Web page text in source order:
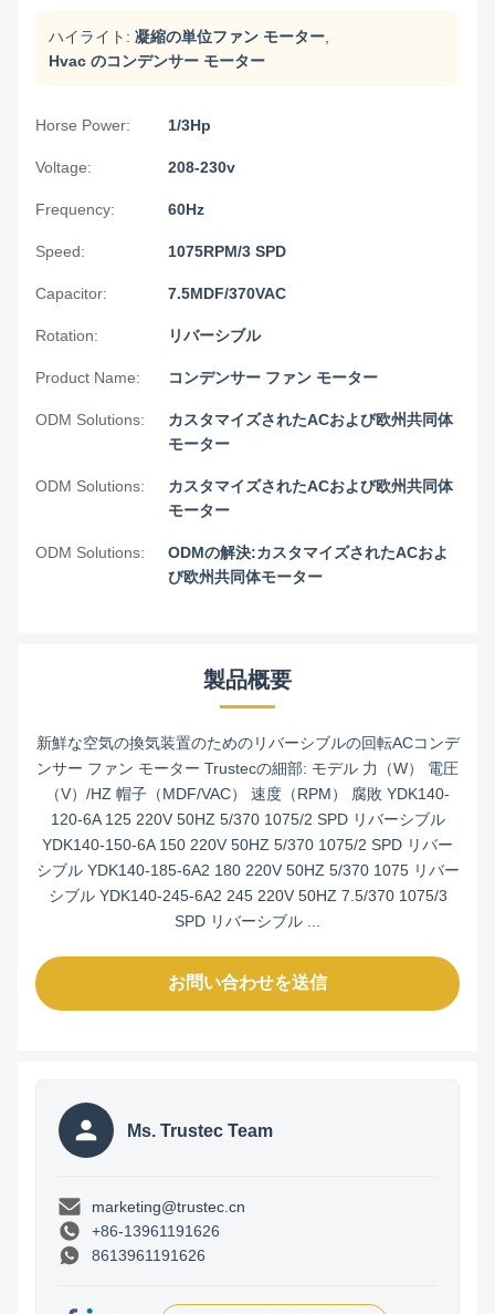
ハイライト: 凝縮の単位ファン モーター
Hvac のコンデンサー モーター
Horse Power: 1/3Hp
Voltage: 208-230v
Frequency: 60Hz
Speed: 1075RPM/3 SPD
Capacitor: 7.5MDF/370VAC
Rotation: リバーシブル
Product Name: コンデンサー ファン モーター
ODM Solutions:
カスタマイズされたACおよび欧州共同体
モーター
ODM Solutions:
カスタマイズされたACおよび欧州共同体
モーター
ODM Solutions:
ODMの解決:カスタマイズされたACおよ
び欧州共同体モーター
製品概要
新鮮な空気の換気装置のためのリバーシブルの回転ACコンデ
ンサー ファン モーター Trustecの細部: モデル 力（W） 電圧
（V）/HZ 帽子（MDF/VAC） 速度（RPM） 腐敗 YDK140-
120-6A 125 220V 50HZ 5/370 1075/2 SPD リバーシブル
YDK140-150-6A 150 220V 50HZ 5/370 1075/2 SPD リバー
シブル YDK140-185-6A2 180 220V 50HZ 5/370 1075 リバー
シブル YDK140-245-6A2 245 220V 50HZ 7.5/370 1075/3
SPD リバーシブル ...
お問い合わせを送信
Ms. Trustec Team
marketing@trustec.cn
+86-13961191626
8613961191626